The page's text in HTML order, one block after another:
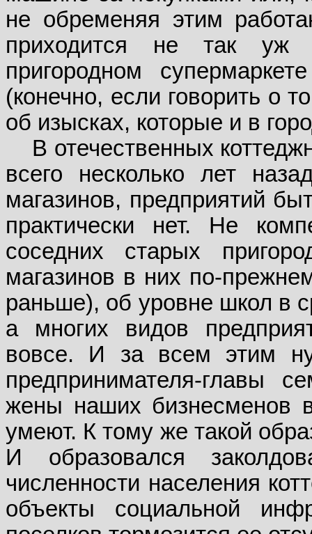
не обременяя этим
приходится не так
пригородном
(конечно, если говорить о
об изысках, которые и в
В отечественных
всего несколько лет
магазинов, предприятий
практически нет. Не
соседних старых
магазинов в них по-
раньше), об уровне школ в
а многих видов
вовсе. И за всем этим
предпринимателя-главы
жены наших бизнесменов
умеют. К тому же такой
И образовался
численности населения
объекты социальной